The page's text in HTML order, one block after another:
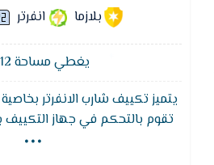
بلازما
انفرتر
يغطي مساحة 12 متر²
يتميز تكييف شارب الانفرتر
تقوم بالتحكم في جهاز التكييف
...